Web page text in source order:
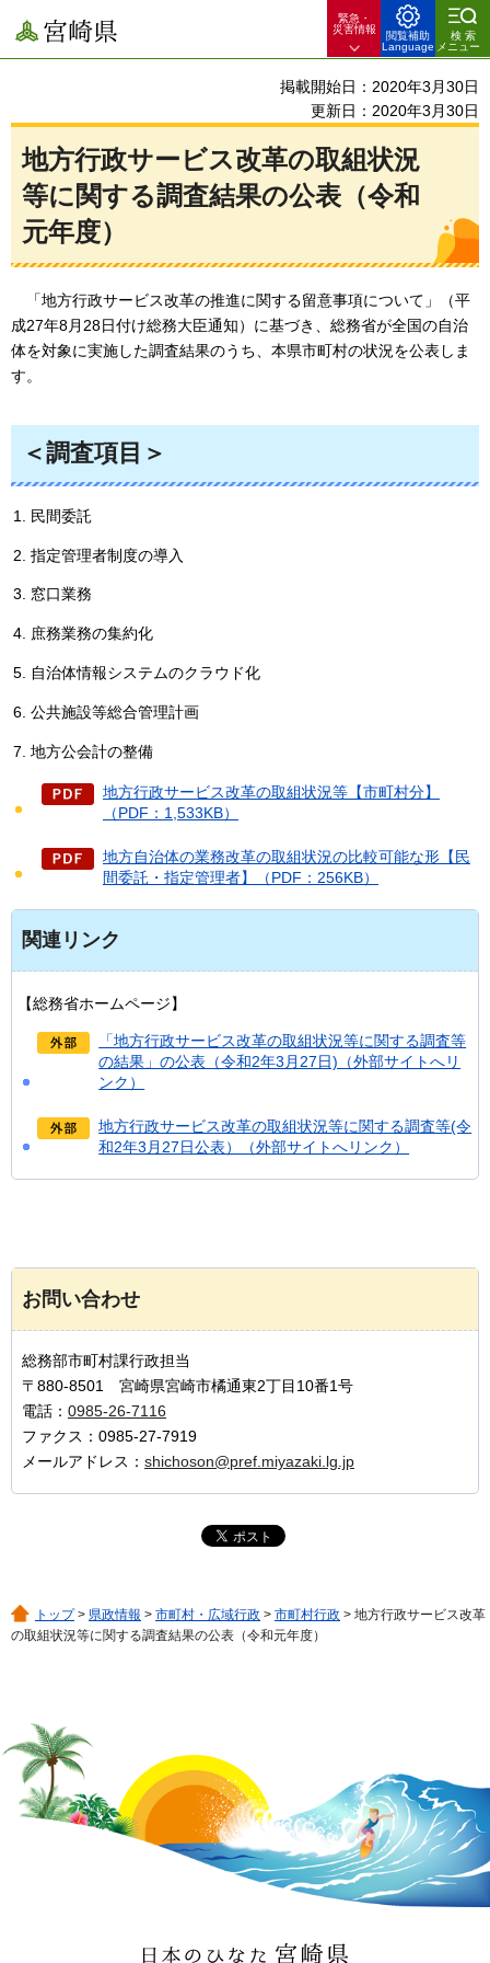
宮崎県
緊急・
災害情報
閲覧補助
Language
検索
メニュー
掲載開始日：2020年3月30日
更新日：2020年3月30日
地方行政サービス改革の取組状況
等に関する調査結果の公表（令和
元年度）
「地方行政サービス改革の推進に関する留意事項について」（平
成27年8月28日付け総務大臣通知）に基づき、総務省が全国の自治
体を対象に実施した調査結果のうち、本県市町村の状況を公表しま
す。
＜調査項目＞
民間委託
指定管理者制度の導入
窓口業務
庶務業務の集約化
自治体情報システムのクラウド化
公共施設等総合管理計画
地方公会計の整備
地方行政サービス改革の取組状況等【市町村分】
（PDF：1,533KB）
地方自治体の業務改革の取組状況の比較可能な形【民
間委託・指定管理者】（PDF：256KB）
関連リンク
【総務省ホームページ】
「地方行政サービス改革の取組状況等に関する調査等
の結果」の公表（令和2年3月27日)（外部サイトへリ
ンク）
地方行政サービス改革の取組状況等に関する調査等(令
和2年3月27日公表）（外部サイトへリンク）
お問い合わせ
総務部市町村課行政担当
〒880-8501 宮崎県宮崎市橘通東2丁目10番1号
電話： 0985-26-7116
ファクス：0985-27-7919
メールアドレス： shichoson@pref.miyazaki.lg.jp
トップ> 県政情報 > 市町村・広域行政 > 市町村行政 > 地方行政サービス改革
の取組状況等に関する調査結果の公表（令和元年度）
日本のひなた 宮崎県